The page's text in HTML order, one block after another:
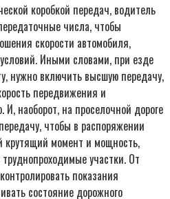
коробкой передач, водитель
числа, чтобы
скорости автомобиля,
Иными словами, при езде
нужно включить высшую передачу,
передвижения и
наоборот, на проселочной дороге
чтобы в распоряжении
момент и мощность,
участки. От
показания
состояние дорожного